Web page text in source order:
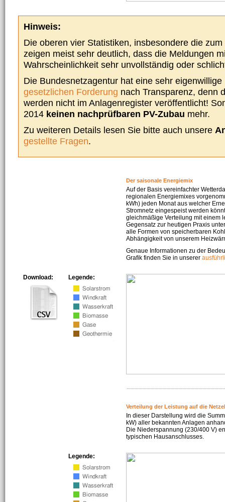
Hinweis:
Die oberen vier Statistiken, insbesondere die
zeigen meist sehr deutlich, dass die Meldungen
Wahrscheinlichkeit sehr unvollständig oder
Die Bundesnetzagentur hat eine sehr
gesetzlichen Forderung nach Transparenz, denn
werden nicht im Anlagenregister veröffentlicht!
2014 keinen nachprüfbaren PV-Zubau mehr.
Zu weiteren Details lesen Sie bitte auch unsere
gestellte Fragen.
Der saisonale Energiemix
Auf der Basis vereinfachter
regionalen Energiemixes
kWh) jeden Monat aus welcher
Stromnetz eingespeist werden
gleichmäßige Verteilung mit einem
Gegensatz zur heutigen Praxis
alle Formen von speicherbaren
Abhängigkeit von unserem
Genaue Informationen zu der
Grafik finden Sie in unserer
Legende:
Download:
Verteilung der Leistung auf die
In dieser Darstellung wird die
kW) aller bekannten Anlagen
Die Niederspannung (230/400 V)
typischen Hausanschlusses.
Legende: